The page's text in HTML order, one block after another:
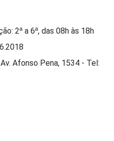
2ª a 6ª, das 08h às 18h
Afonso Pena, 1534 - Tel: